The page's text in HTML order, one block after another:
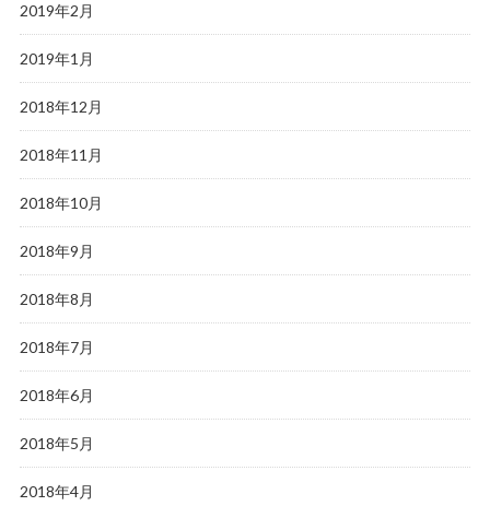
2019年2月
2019年1月
2018年12月
2018年11月
2018年10月
2018年9月
2018年8月
2018年7月
2018年6月
2018年5月
2018年4月